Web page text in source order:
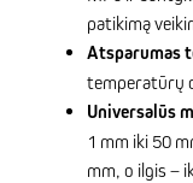
patikimą
Atsparumas
temperatūrų
Universalūs
1 mm iki 50
mm, o ilgis –